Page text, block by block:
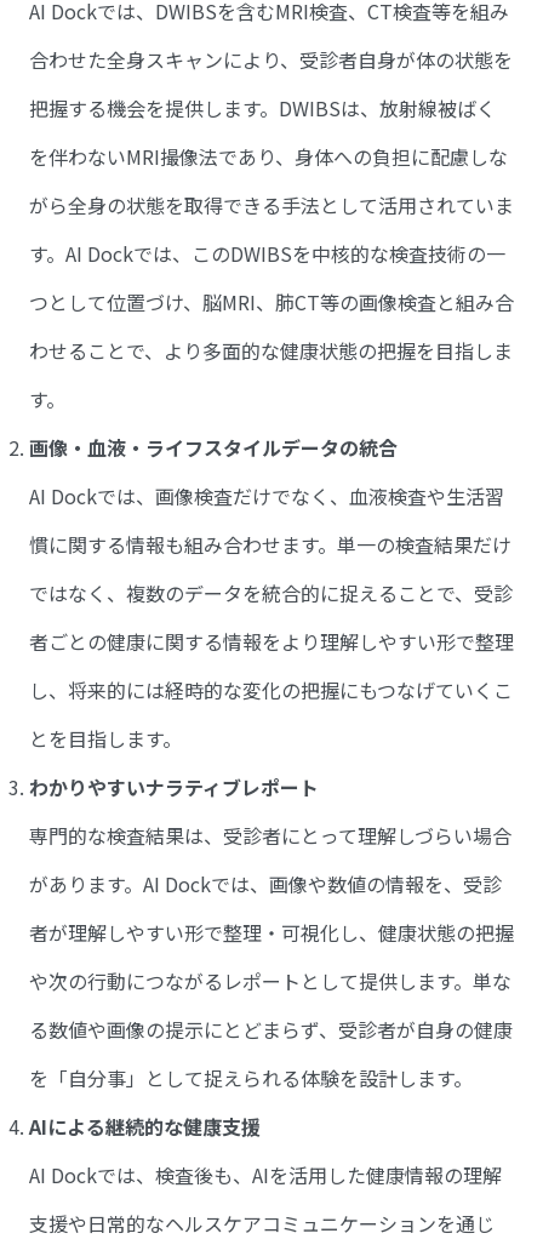
AI Dockでは、DWIBSを含むMRI検査、CT検査等を組み
合わせた全身スキャンにより、受診者自身が体の状態を
把握する機会を提供します。DWIBSは、放射線被ばく
を伴わないMRI撮像法であり、身体への負担に配慮しな
がら全身の状態を取得できる手法として活用されていま
す。AI Dockでは、このDWIBSを中核的な検査技術の一
つとして位置づけ、脳MRI、肺CT等の画像検査と組み合
わせることで、より多面的な健康状態の把握を目指しま
す。
画像・血液・ライフスタイルデータの統合
AI Dockでは、画像検査だけでなく、血液検査や生活習
慣に関する情報も組み合わせます。単一の検査結果だけ
ではなく、複数のデータを統合的に捉えることで、受診
者ごとの健康に関する情報をより理解しやすい形で整理
し、将来的には経時的な変化の把握にもつなげていくこ
とを目指します。
わかりやすいナラティブレポート
専門的な検査結果は、受診者にとって理解しづらい場合
があります。AI Dockでは、画像や数値の情報を、受診
者が理解しやすい形で整理・可視化し、健康状態の把握
や次の行動につながるレポートとして提供します。単な
る数値や画像の提示にとどまらず、受診者が自身の健康
を「自分事」として捉えられる体験を設計します。
AIによる継続的な健康支援
AI Dockでは、検査後も、AIを活用した健康情報の理解
支援や日常的なヘルスケアコミュニケーションを通じ